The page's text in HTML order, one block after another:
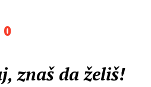
0
znaš da želiš!